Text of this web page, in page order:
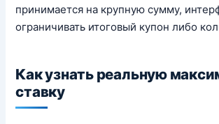
принимается на крупную сумму,
ограничивать итоговый купон либо
Как узнать реальную
ставку